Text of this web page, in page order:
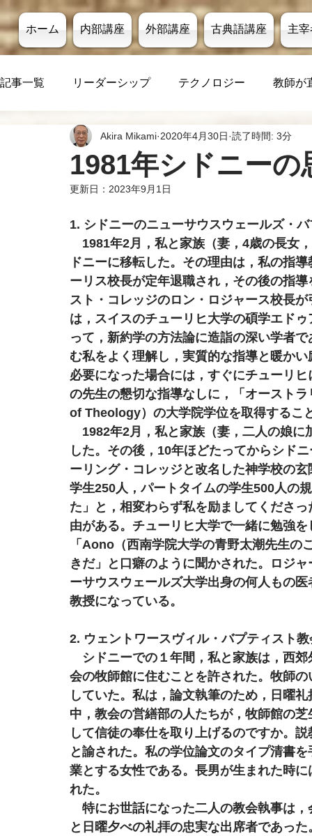
ホーム 内部講座 外部講座 古典語講座 主
記事一覧 リーダーシップ テクノロジー 教師が
1981年シドニーの
Akira Mikami 2020年4月30日 読了時間: 3分
更新日： 2023年9月1日
1. シドニーのニューサウスウェールズ・
1981年2月，私と家族（妻，4歳の長女
ドニーに移転した。その理由は，私の指
ーリス校長が定年退職され，その後の指
スト・コレッジのロン・ロジャース校長
は，スイスのチューリヒ大学の碩学エド
って，新約学の方法論に造詣の深い学者
む私をよく理解し，実質的な指導と暖か
必要になった場合には，すぐにチューリ
の先生の懇切な指導なしに，「オースト
of Theology）の大学院学位を取得するこ
1982年2月，私と家族（妻，二人の娘に
した。その後，10年ほどたってからシド
ーリング・コレッジと改名した神学校の
学生250人，パートタイムの学生500人の
た」と，相変わらず私を励ましてくださ
由がある。チューリヒ大学で一緒に勉強
「Aono（西南学院大学の青野太潮先生
きだ」と口癖のように聞かされた。ロジ
ーサウスウェールズ大学出身の何人もの
教授になっている。
2. ウェントワースヴィル・バプティスト教
シドニーでの１年間，私と家族は，西
会の牧師館に住むことを許された。牧師
していた。私は，論文執筆のため，日曜
中，教会の営繕部の人たちが，牧師館の
して信徒の奉仕を取り上げるのですか。
と諭された。私の学位論文のタイプ清書
業とする女性である。長男が生まれた時
れた。
特にお世話になった二人の教会執事は
と日曜夕べの礼拝の忠実な出席者であっ